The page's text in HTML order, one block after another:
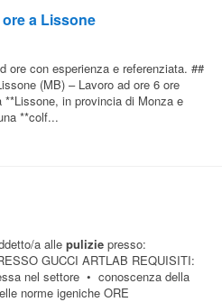
a Lissone
ore con esperienza e referenziata. ##
(MB) – Lavoro ad ore 6 ore
in provincia di Monza e
**colf...
a alle pulizie presso:
GUCCI ARTLAB REQUISITI:
nel settore • conoscenza della
norme igeniche ORE